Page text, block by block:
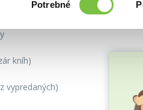
súhlasu
Potrebné
kníh)
vypredaných)